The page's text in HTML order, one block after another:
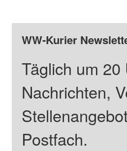
WW-Kurier
Täglich um
Nachrichten,
Postfach.